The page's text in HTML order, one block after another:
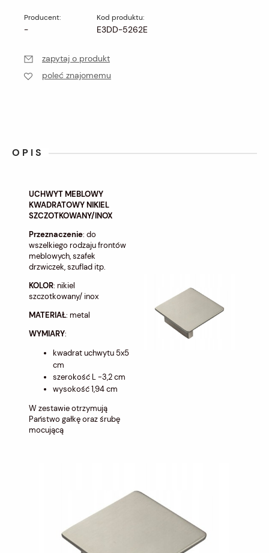
Producent:
-
Kod produktu:
E3DD-5262E
zapytaj o produkt
poleć znajomemu
OPIS
UCHWYT MEBLOWY
KWADRATOWY NIKIEL
SZCZOTKOWANY/INOX
Przeznaczenie: do
wszelkiego rodzaju frontów
meblowych, szafek
drzwiczek, szuflad itp.
KOLOR: nikiel
szczotkowany/ inox
MATERIAŁ: metal
WYMIARY:
kwadrat uchwytu 5x5
cm
szerokość L -3,2 cm
wysokość 1,94 cm
W zestawie otrzymują
Państwo gałkę oraz śrubę
mocującą